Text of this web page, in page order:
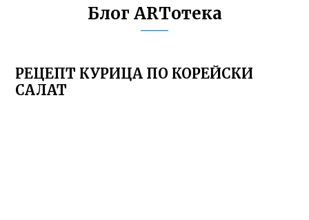
Блог ARTотека
РЕЦЕПТ КУРИЦА ПО КОРЕЙСКИ
САЛАТ